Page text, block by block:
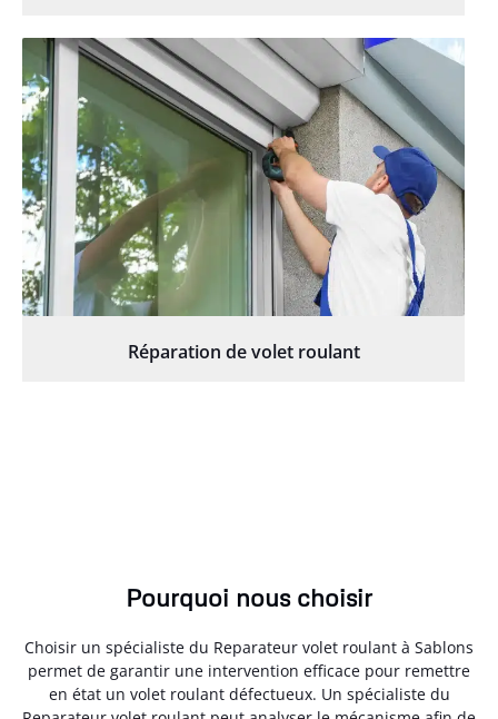
Réparation de volet roulant
Pourquoi nous choisir
Choisir un spécialiste du Reparateur volet roulant à Sablons
permet de garantir une intervention efficace pour remettre
en état un volet roulant défectueux. Un spécialiste du